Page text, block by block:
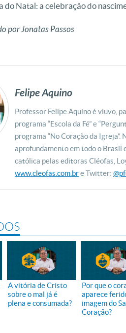
do Natal: a celebração do
por Jonatas Passos
Felipe Aquino
Professor Felipe Aquino é viuvo,
programa “Escola da Fé” e
programa “No Coração da
aprofundamento em todo o Brasil
católica pelas editoras Cléofas,
www.cleofas.com.bre Twitter:
A vitória de Cristo
sobre o mal já é
plena e consumada?
Por que o
aparece
imagem do
Coração?